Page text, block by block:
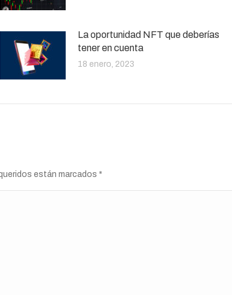
La oportunidad NFT que deberías
tener en cuenta
18 enero, 2023
están marcados *